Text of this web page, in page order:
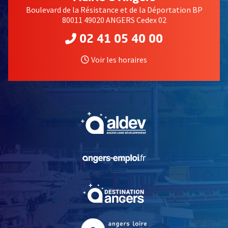
Boulevard de la Résistance et de la Déportation BP
80011 49020 ANGERS Cedex 02
02 41 05 40 00
Voir les horaires
, Ouvre une nouvelle
, Ouvre une nouvelle